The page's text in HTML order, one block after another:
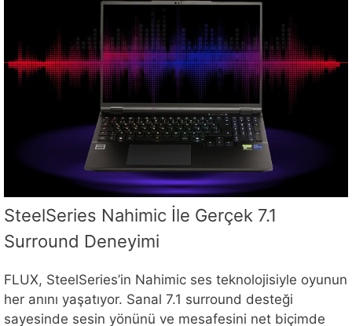
SteelSeries Nahimic İle Gerçek 7.1
Surround Deneyimi
FLUX, SteelSeries’in Nahimic ses teknolojisiyle oyunun
her anını yaşatıyor. Sanal 7.1 surround desteği
sayesinde sesin yönünü ve mesafesini net biçimde